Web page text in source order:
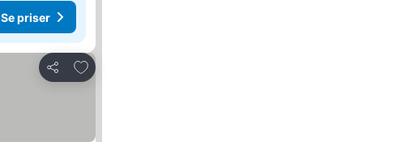
Se priser
Dela
Lägg till i Mina Favoriter